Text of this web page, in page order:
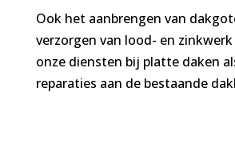
Ook het aanbrengen van
verzorgen van lood- en
onze diensten bij platte daken
reparaties aan de bestaande